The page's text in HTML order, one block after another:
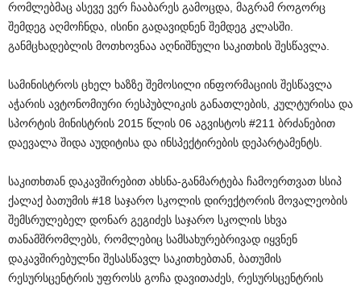
რომლებმაც ასევე ვერ ჩააბარეს გამოცდა, მაგრამ როგორც
შემდეგ აღმოჩნდა, ისინი გადავიდნენ შემდეგ კლასში.
განმცხადებლის მოთხოვნაა აღნიშნული საკითხის შესწავლა.
სამინისტროს ცხელ ხაზზე შემოსილი ინფორმაციის შესწავლა
აჭარის ავტონომიური რესპუბლიკის განათლების, კულტურისა და
სპორტის მინისტრის 2015 წლის 06 აგვისტოს #211 ბრძანებით
დაევალა შიდა აუდიტისა და ინსპექტირების დეპარტამენტს.
საკითხთან დაკავშირებით ახსნა-განმარტება ჩამოერთვათ სსიპ
ქალაქ ბათუმის #18 საჯარო სკოლის დირექტორის მოვალეობის
შემსრულებელ დონარ გეგიძეს საჯარო სკოლის სხვა
თანამშრომლებს, რომლებიც სამსახურებრივად იყვნენ
დაკავშირებულნი შესასწავლ საკითხებთან, ბათუმის
რესურსცენტრის უფროსს გოჩა დავითაძეს, რესურსცენტრის